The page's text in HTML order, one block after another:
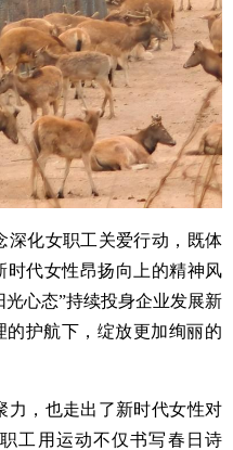
化女职工关爱行动，既体
时代女性昂扬向上的精神风
光心态”持续投身企业发展新
的护航下，绽放更加绚丽的
力，也走出了新时代女性对
工用运动不仅书写春日诗